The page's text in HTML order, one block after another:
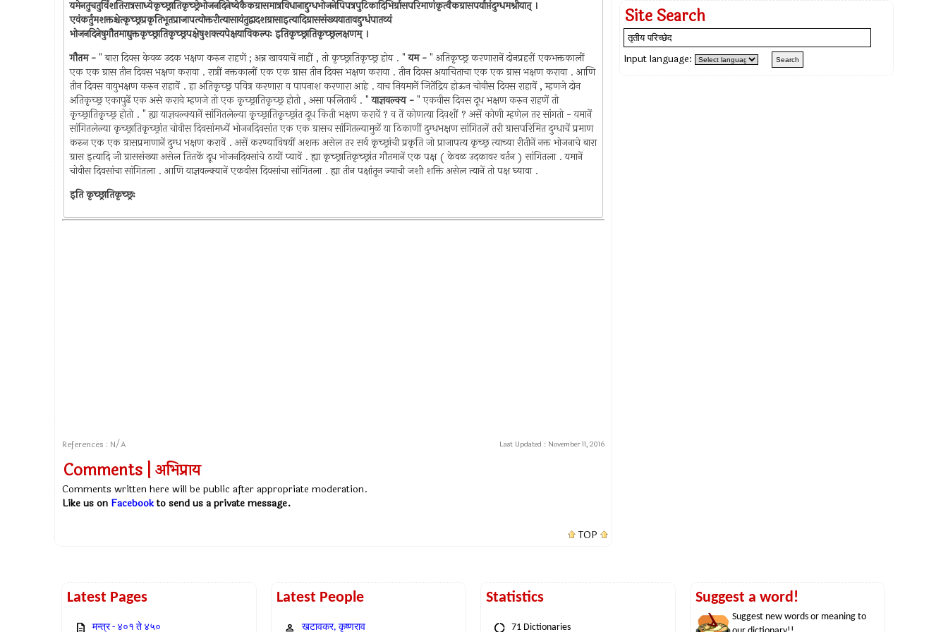
यमेनतुचतुर्विंशतिरात्रसाध्येकृच्छ्रातिकृच्छ्रेभोजनदिनेष्वेकैकग्रासमात्रविधानाद्दुग्धभोजनेपिपत्रपुटिकादिभिर्ग्रासपरिमाणंकृत्वैकग्रासपर्याप्तंदुग्धमश्नीयात् ।
एवंकर्तुमशक्तश्चेत्कृच्छ्रप्रकृतिभूतप्राजापत्योक्तरीत्यासायंतुद्वादशग्रासाइत्यादिग्राससंख्ययातावद्दुग्धंपातव्यं
भोजनदिनेषुगौतमाद्युक्तकृच्छ्रातिकृच्छ्रपक्षेषुशक्त्यपेक्षयाविकल्पः इतिकृच्छ्रातिकृच्छ्रलक्षणम् ।
गौतम -" बारा दिवस केवळ उदक भक्षण करुन राहणें ; अन्न खावयाचें नाहीं , तो कृच्छ्रातिकृच्छ्र होय . "यम -" अतिकृच्छ्र करणारानें दोनप्रहरीं एकभक्तकालीं
एक एक ग्रास तीन दिवस भक्षण करावा . रात्रीं नक्तकालीं एक एक ग्रास तीन दिवस भक्षण करावा . तीन दिवस अयाचिताचा एक एक ग्रास भक्षण करावा . आणि
तीन दिवस वायुभक्षण करुन राहावें . हा अतिकृच्छ्र पवित्र करणारा व पापनाश करणारा आहे . याच नियमानें जितेंद्रिय होऊन चोवीस दिवस राहावें , म्हणजे दोन
अतिकृच्छ्र एकापुढें एक असे करावे म्हणजे तो एक कृच्छ्रातिकृच्छ्र होतो , असा फलितार्थ . "याज्ञवल्क्य -" एकवीस दिवस दूध भक्षण करुन राहणें तो
कृच्छ्रातिकृच्छ्र होतो . " ह्या याज्ञवल्क्यानें सांगितलेल्या कृच्छ्रातिकृच्छ्रांत दूध किती भक्षण करावें ? व तें कोणत्या दिवशीं ? असें कोणी म्हणेल तर सांगतो - यमानें
सांगितलेल्या कृच्छ्रातिकृच्छ्रांत चोवीस दिवसांमध्यें भोजनदिवसांत एक एक ग्रासच सांगितल्यामुळें या ठिकाणीं दुग्धभक्षण सांगितलें तरी ग्रासपरिमित दुग्धाचें प्रमाण
करुन एक एक ग्रासप्रमाणानें दुग्ध भक्षण करावें . असें करण्याविषयीं अशक्त असेल तर सर्व कृच्छ्रांची प्रकृति जो प्राजापत्य कृच्छ्र त्याच्या रीतीनें नक्त भोजनाचे बारा
ग्रास इत्यादि जी ग्राससंख्या असेल तितकें दूध भोजनदिवसांचे ठायीं प्यावें . ह्या कृच्छ्रातिकृच्छ्रांत गौतमानें एक पक्ष ( केवळ उदकावर वर्तन ) सांगितला . यमानें
चोवीस दिवसांचा सांगितला . आणि याज्ञवल्क्यानें एकवीस दिवसांचा सांगितला . ह्या तीन पक्षांतून ज्याची जशी शक्ति असेल त्यानें तो पक्ष घ्यावा .
इति कृच्छ्रातिकृच्छ्रः
References : N/A Last Updated : November 11, 2016
Comments | अभिप्राय
Comments written here will be public after appropriate moderation.
Like us on Facebookto send us a private message.
TOP
Site Search
Input language:
Latest Pages
मन्त्र - ४०१ ते ४५०
Latest People
खटावकर, कृष्णराव
Statistics
71 Dictionaries
Suggest a word!
Suggest new words or meaning to